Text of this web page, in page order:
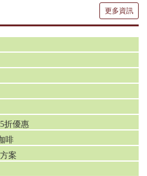
更多資訊
折優惠
啡
案